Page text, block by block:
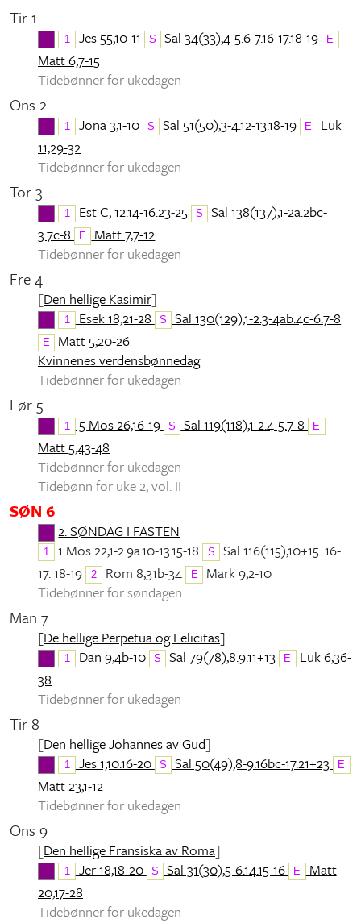
Tir 1
1 Jes 55,10-11 S Sal 34(33),4-5.6-7.16-17.18-19 E
Matt 6,7-15
Tidebønner for ukedagen
Ons 2
1 Jona 3,1-10 S Sal 51(50),3-4.12-13.18-19 E
Luk
11,29-32
Tidebønner for ukedagen
Tor 3
1 Est C, 12.14-16.23-25 S
Sal 138(137),1-2a.2bc-
3.7c-8
E
Matt 7,7-12
Tidebønner for ukedagen
Fre 4
[Den hellige Kasimir]
1 Esek 18,21-28 S Sal 130(129),1-2.3-4ab.4c-6.7-8
E
Matt 5,20-26
Kvinnenes verdensbønnedag
Tidebønner for ukedagen
Lør 5
1 5 Mos 26,16-19 S Sal 119(118),1-2.4-5.7-8 E
Matt 5,43-48
Tidebønner for ukedagen
Tidebønn for uke 2, vol. II
SØN 6
2. SØNDAG I FASTEN
1 1 Mos 22,1-2.9a.10-13.15-18 S
Sal 116(115),10+15. 16-
17. 18-19
2 Rom 8,31b-34 E
Mark 9,2-10
Tidebønner for søndagen
Man 7
[De hellige Perpetua og Felicitas]
1 Dan 9,4b-10 S Sal 79(78),8.9.11+13 E
Luk 6,36-
38
Tidebønner for ukedagen
Tir 8
[Den hellige Johannes av Gud]
1 Jes 1,10.16-20 S Sal 50(49),8-9.16bc-17.21+23 E
Matt 23,1-12
Tidebønner for ukedagen
Ons 9
[Den hellige Fransiska av Roma]
1 Jer 18,18-20 S Sal 31(30),5-6.14.15-16 E
Matt
20,17-28
Tidebønner for ukedagen